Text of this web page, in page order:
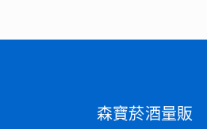
森寶菸酒量販